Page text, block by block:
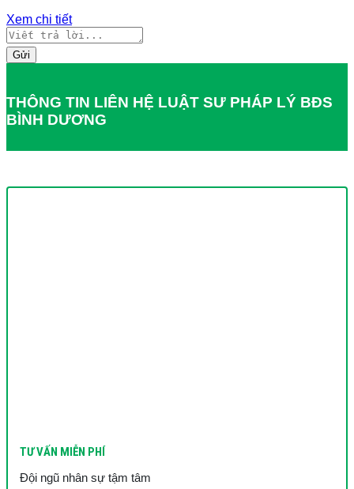
Xem chi tiết
Gửi
THÔNG TIN LIÊN HỆ LUẬT SƯ PHÁP LÝ BĐS
BÌNH DƯƠNG
TƯ VẤN MIỄN PHÍ
Đội ngũ nhân sự tậm tâm